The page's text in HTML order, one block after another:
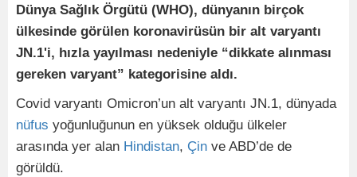
Dünya Sağlık Örgütü (WHO), dünyanın birçok
ülkesinde görülen koronavirüsün bir alt varyantı
JN.1'i, hızla yayılması nedeniyle “dikkate alınması
gereken varyant” kategorisine aldı.
Covid varyantı Omicron’un alt varyantı JN.1, dünyada
nüfus yoğunluğunun en yüksek olduğu ülkeler
arasında yer alan Hindistan, Çin ve ABD’de de
görüldü.